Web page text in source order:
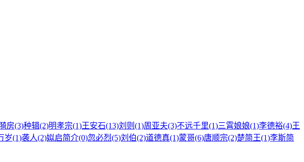
房(3)种辑(2)明孝宗(1)王安石(13)刘则(1)周亚夫(3)不远千里(1)三霄娘娘(1)李德裕(4)王
岁(1)袭人(2)姒启简介(0)忽必烈(5)刘伯(2)道德真(1)蒙哥(6)唐顺宗(2)楚简王(1)李斯简